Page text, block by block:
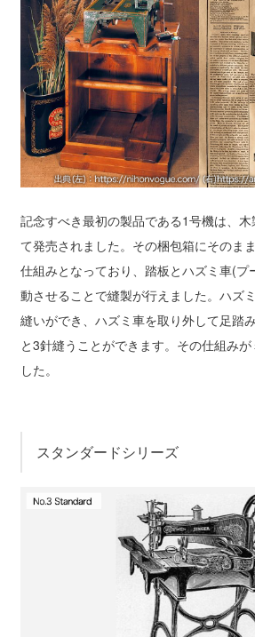
記念すべき最初の製品である1号機は、
て発売されました。その梱包箱にそのま
仕組みとなっており、踏板とハズミ車(プ
動させることで縫製が行えました。ハズ
縫いができ、ハズミ車を取り外して足踏
と3針縫うことができます。その仕組み
した。
スタンダードシリーズ